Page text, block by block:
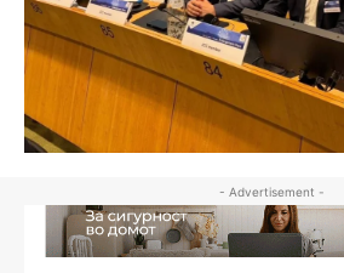
- Advertisement -